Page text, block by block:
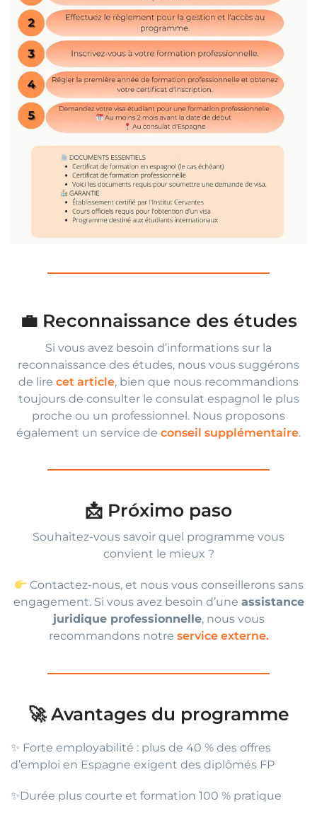
💼 Reconnaissance des études
Si vous avez besoin d’informations sur la
reconnaissance des études, nous vous suggérons
de lire cet article, bien que nous recommandions
toujours de consulter le consulat espagnol le plus
proche ou un professionnel. Nous proposons
également un service de conseil supplémentaire.
📩 Próximo paso
Souhaitez-vous savoir quel programme vous
convient le mieux ?
Contactez-nous, et nous vous conseillerons sans
engagement. Si vous avez besoin d’une assistance
juridique professionnelle, nous vous
recommandons notre service externe.
🚀 Avantages du programme
✨ Forte employabilité : plus de 40 % des offres
d’emploi en Espagne exigent des diplômés FP
✨Durée plus courte et formation 100 % pratique